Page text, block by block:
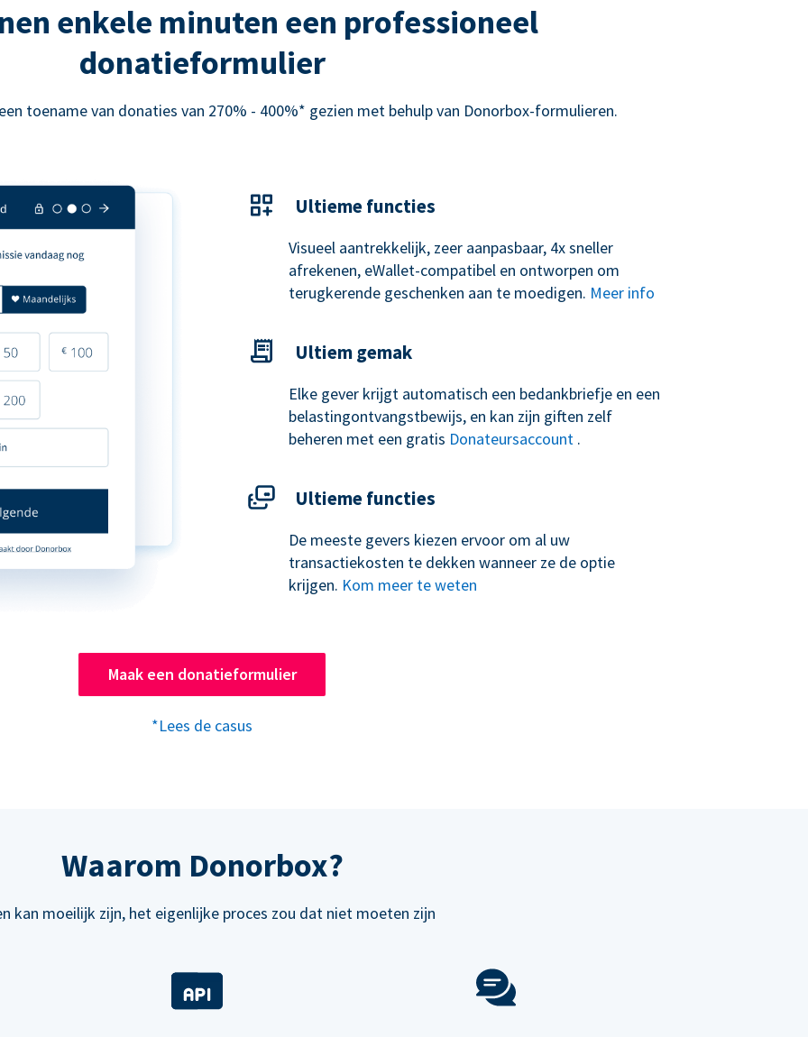
enkele minuten een professioneel
donatieformulier
toename van donaties van 270% - 400%* gezien met behulp van Donorbox-formulieren.
Ultieme functies
Visueel aantrekkelijk, zeer aanpasbaar, 4x sneller
afrekenen, eWallet-compatibel en ontworpen om
terugkerende geschenken aan te moedigen. Meer info
Ultiem gemak
Elke gever krijgt automatisch een bedankbriefje en een
belastingontvangstbewijs, en kan zijn giften zelf
beheren met een gratis Donateursaccount .
Ultieme functies
De meeste gevers kiezen ervoor om al uw
transactiekosten te dekken wanneer ze de optie
krijgen. Kom meer te weten
Maak een donatieformulier
*Lees de casus
Waarom Donorbox?
kan moeilijk zijn, het eigenlijke proces zou dat niet moeten zijn